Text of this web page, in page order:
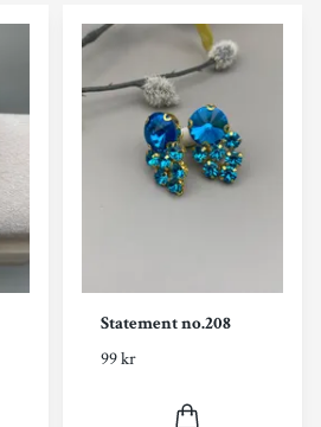
Statement no.208
99 kr